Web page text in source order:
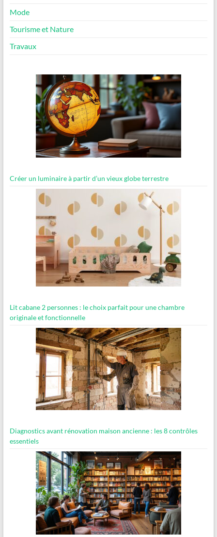
Mode
Tourisme et Nature
Travaux
Créer un luminaire à partir d’un vieux globe terrestre
Lit cabane 2 personnes : le choix parfait pour une chambre
originale et fonctionnelle
Diagnostics avant rénovation maison ancienne : les 8 contrôles
essentiels